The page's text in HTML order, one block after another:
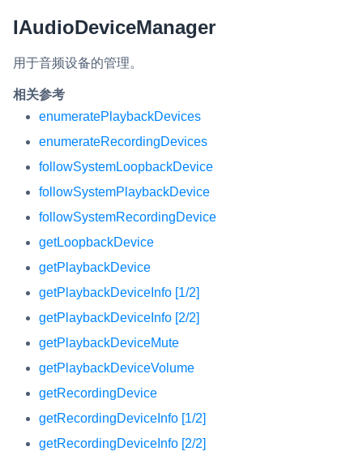
IAudioDeviceManager
用于音频设备的管理。
相关参考
enumeratePlaybackDevices
enumerateRecordingDevices
followSystemLoopbackDevice
followSystemPlaybackDevice
followSystemRecordingDevice
getLoopbackDevice
getPlaybackDevice
getPlaybackDeviceInfo [1/2]
getPlaybackDeviceInfo [2/2]
getPlaybackDeviceMute
getPlaybackDeviceVolume
getRecordingDevice
getRecordingDeviceInfo [1/2]
getRecordingDeviceInfo [2/2]